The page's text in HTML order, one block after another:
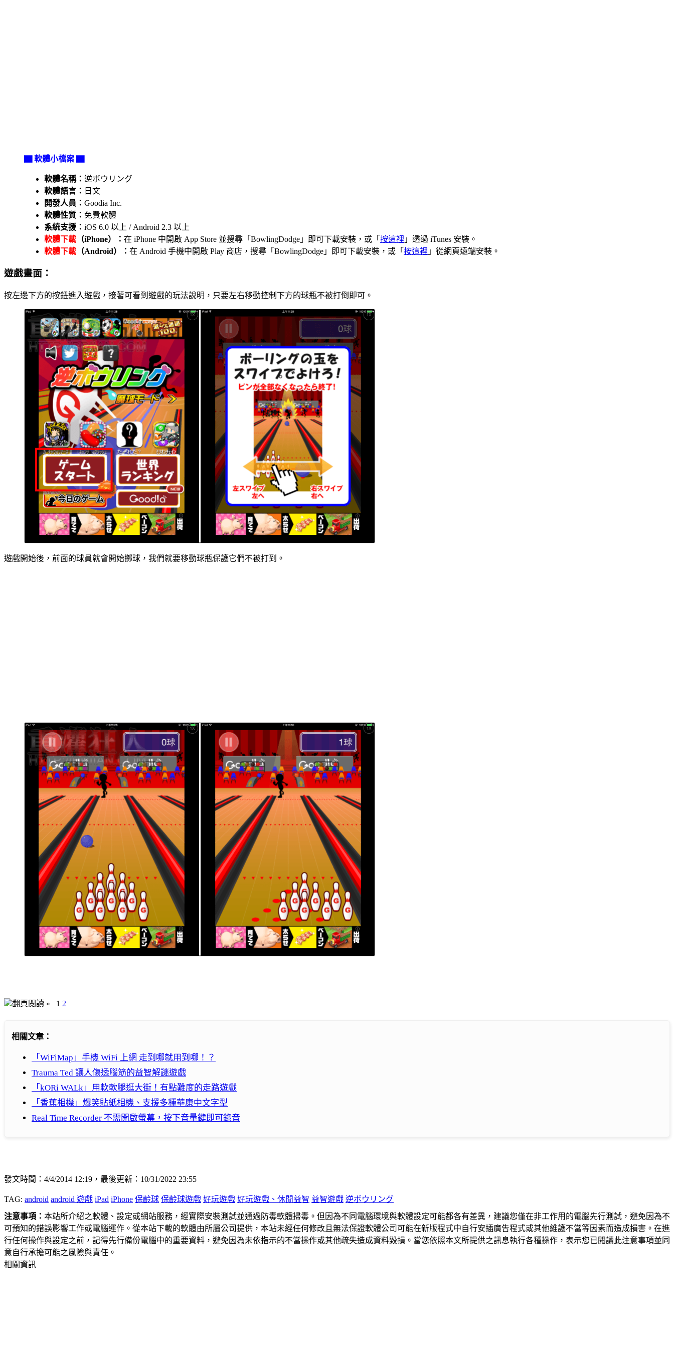
▇ 軟體小檔案 ▇
軟體名稱： 逆ボウリング
軟體語言： 日文
開發人員： Goodia Inc.
軟體性質： 免費軟體
系統支援： iOS 6.0 以上 / Android 2.3 以上
軟體下載 （iPhone）： 在 iPhone 中開啟 App Store 並搜尋「BowlingDodge」即可下載安裝，或「 按這裡 」透過 iTunes 安裝。
軟體下載 （Android）： 在 Android 手機中開啟 Play 商店，搜尋「BowlingDodge」即可下載安裝，或「 按這裡 」從網頁遠端安裝。
遊戲畫面：
按左邊下方的按鈕進入遊戲，接著可看到遊戲的玩法說明，只要左右移動控制下方的球瓶不被打倒即可。
遊戲開始後，前面的球員就會開始擲球，我們就要移動球瓶保護它們不被打到。
翻頁閱讀 » 1 2
相關文章：
「WiFiMap」手機 WiFi 上網 走到哪就用到哪！？
Trauma Ted 讓人傷透腦筋的益智解謎遊戲
「kORi WALk」用軟軟腿逛大街！有點難度的走路遊戲
「香蕉相機」爆笑貼紙相機、支援多種華康中文字型
Real Time Recorder 不需開啟螢幕，按下音量鍵即可錄音
發文時間：4/4/2014 12:19，最後更新：10/31/2022 23:55
TAG: android android 遊戲 iPad iPhone 保齡球 保齡球遊戲 好玩遊戲 好玩遊戲、休閒益智 益智遊戲 逆ボウリング
注意事項： 本站所介紹之軟體、設定或網站服務，經實際安裝測試並通過防毒軟體掃毒。但因為不同電腦環境與軟體設定可能都各有差異，建議您僅在非工作用的電腦先行測試，避免因為不
可預知的錯誤影響工作或電腦運作。從本站下載的軟體由所屬公司提供，本站未經任何修改且無法保證軟體公司可能在新版程式中自行安插廣告程式或其他維護不當等因素而造成損害。在進
行任何操作與設定之前，記得先行備份電腦中的重要資料，避免因為未依指示的不當操作或其他疏失造成資料毀損。當您依照本文所提供之訊息執行各種操作，表示您已閱讀此注意事項並同
意自行承擔可能之風險與責任。
相關資訊